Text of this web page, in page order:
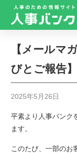
【メールマ
びとご報告】
2025年5月26日
平素より人事バンク
ます。
このたび、一部のお